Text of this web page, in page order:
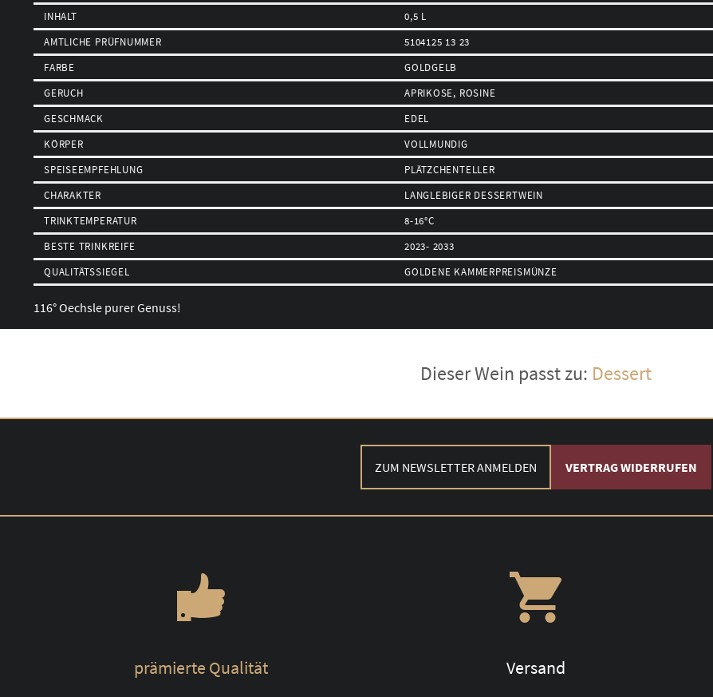
INHALT
0,5 L
AMTLICHE PRÜFNUMMER
5104125 13 23
FARBE
GOLDGELB
GERUCH
APRIKOSE, ROSINE
GESCHMACK
EDEL
KÖRPER
VOLLMUNDIG
SPEISEEMPFEHLUNG
PLÄTZCHENTELLER
CHARAKTER
LANGLEBIGER DESSERTWEIN
TRINKTEMPERATUR
8-16°C
BESTE TRINKREIFE
2023- 2033
QUALITÄTSSIEGEL
GOLDENE KAMMERPREISMÜNZE
116° Oechsle purer Genuss!
Dieser Wein passt zu: Dessert
ZUM NEWSLETTER ANMELDEN VERTRAG WIDERRUFEN
prämierte Qualität Versand